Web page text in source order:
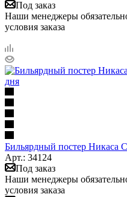
Под заказ
Наши менеджеры
условия заказа
Бильярдный постер Никаса
Арт.: 34124
Под заказ
Наши менеджеры
условия заказа